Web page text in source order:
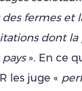
fermes et
dont
». En ce
les juge «